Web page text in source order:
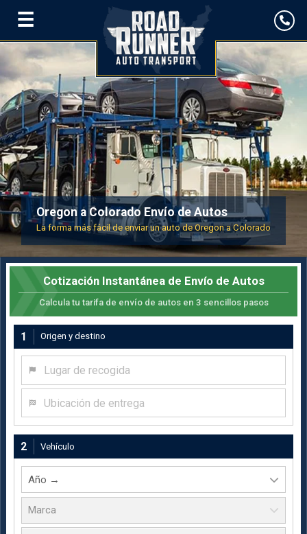
☰
Oregon a Colorado Envío de Autos
La forma más fácil de enviar un auto de Oregon a Colorado
Cotización Instantánea de Envío de Autos
Calcula tu tarifa de envío de autos en 3 sencillos pasos
1 Origen y destino
2 Vehículo